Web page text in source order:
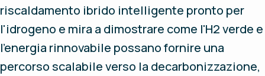
riscaldamento ibrido intelligente pronto per
l'idrogeno e mira a dimostrare come l'H2 verde e
l'energia rinnovabile possano fornire una
percorso scalabile verso la decarbonizzazione,